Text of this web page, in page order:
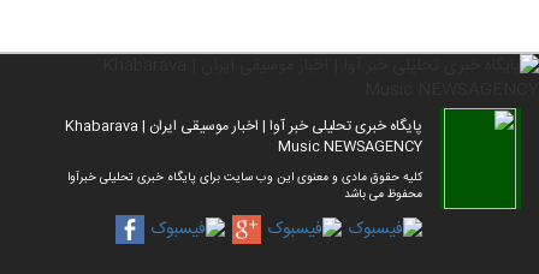
پایگاه خبری تحلیلی خبر آوا | اخبار موسیقی ایران | Khabarava
Music NEWSAGENCY
کلیه حقوق مادی و معنوی این وب سایت برای پایگاه خبری تحلیلی خبرآوا
محفوظ می باشد